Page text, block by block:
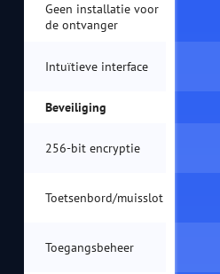
Geen installatie voor
de ontvanger
Intuïtieve interface
Beveiliging
256-bit encryptie
Toetsenbord/muisslot
Toegangsbeheer